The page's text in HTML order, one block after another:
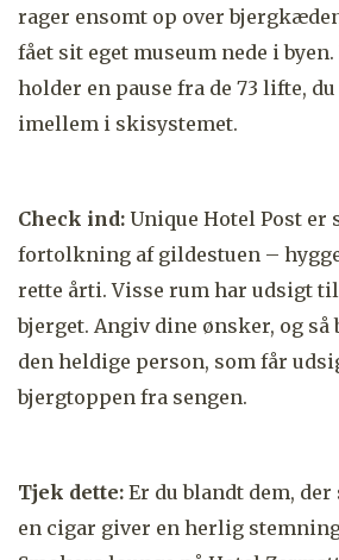
rager ensomt op over
fået sit eget museum nede i
holder en pause fra de 73 lifte,
imellem i skisystemet.
Check ind: Unique Hotel Post er
fortolkning af gildestuen –
rette årti. Visse rum har udsigt
bjerget. Angiv dine ønsker, og så
den heldige person, som får
bjergtoppen fra sengen.
Tjek dette: Er du blandt dem,
en cigar giver en herlig